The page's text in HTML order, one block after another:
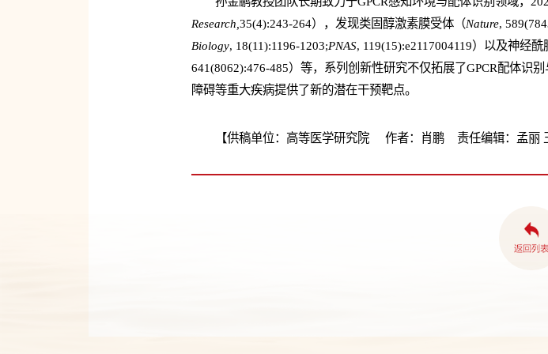
Research, 35(4):243-264），发现类固醇激素膜受体（Nature,
Biology, 18(11):1196-1203;PNAS, 119(15):e2117004119）以及神经酰
641(8062):476-485）等，系列创新性研究不仅拓展了GPCR配体识
障碍等重大疾病提供了新的潜在干预靶点。
【供稿单位：高等医学研究院 作者：肖鹏 责任编辑：孟丽